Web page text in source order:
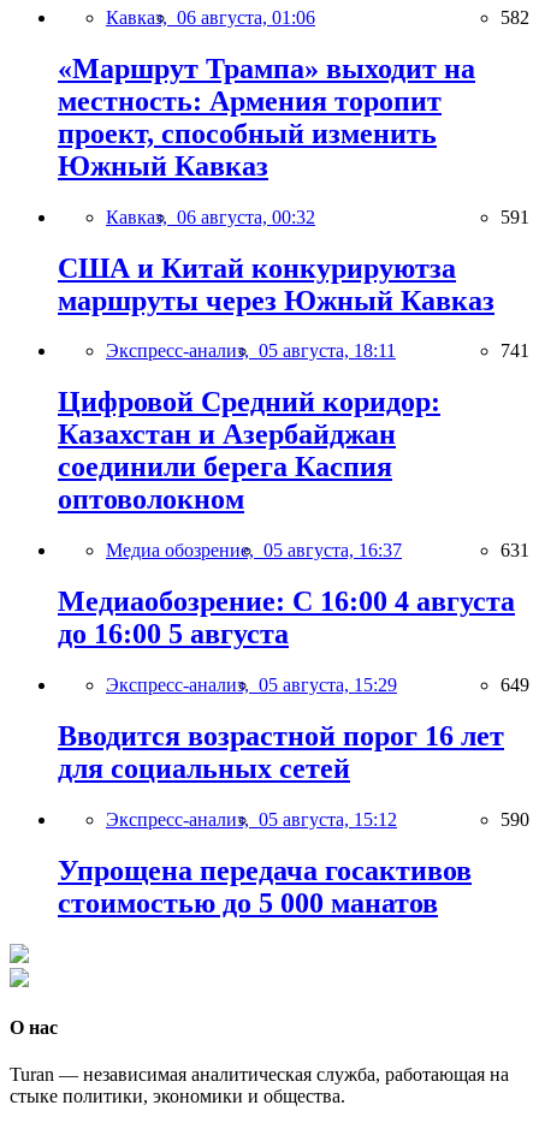
Кавказ, 06 августа, 01:06 582
«Маршрут Трампа» выходит на
местность: Армения торопит
проект, способный изменить
Южный Кавказ
Кавказ, 06 августа, 00:32 591
США и Китай конкурируютза
маршруты через Южный Кавказ
Экспресс-анализ, 05 августа, 18:11 741
Цифровой Средний коридор:
Казахстан и Азербайджан
соединили берега Каспия
оптоволокном
Медиа обозрение, 05 августа, 16:37 631
Медиаобозрение: С 16:00 4 августа
до 16:00 5 августа
Экспресс-анализ, 05 августа, 15:29 649
Вводится возрастной порог 16 лет
для социальных сетей
Экспресс-анализ, 05 августа, 15:12 590
Упрощена передача госактивов
стоимостью до 5 000 манатов
О нас
Turan — независимая аналитическая служба, работающая на
стыке политики, экономики и общества.